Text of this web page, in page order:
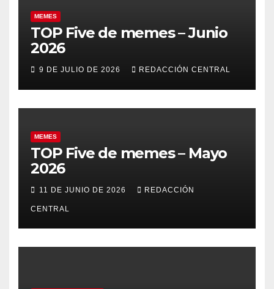
MEMES
TOP Five de memes – Junio
2026
9 DE JULIO DE 2026 REDACCIÓN CENTRAL
MEMES
TOP Five de memes – Mayo
2026
11 DE JUNIO DE 2026 REDACCIÓN
CENTRAL